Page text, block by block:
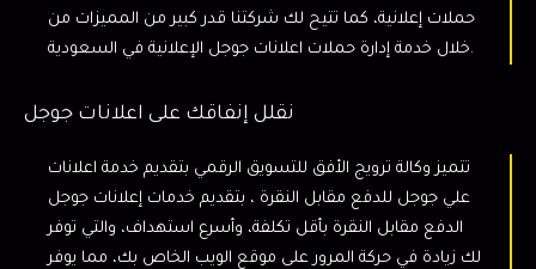
حملات إعلانية، كما تتيح لك شركتنا قدر كبير من المميزات من
خلال خدمة إدارة حملات اعلانات جوجل الإعلانية في السعودية.
نقلل إنفاقك على اعلانات جوجل
تتميز وكالة ترويج الأفق للتسويق الرقمي بتقديم خدمة اعلانات
علي جوجل للدفع مقابل النقرة ، بتقديم خدمات إعلانات جوجل
الدفع مقابل النقرة بأقل تكلفة، وأسرع استهداف، والتي توفر
لك زيادة في حركة المرور على موقع الويب الخاص بك، مما يوفر